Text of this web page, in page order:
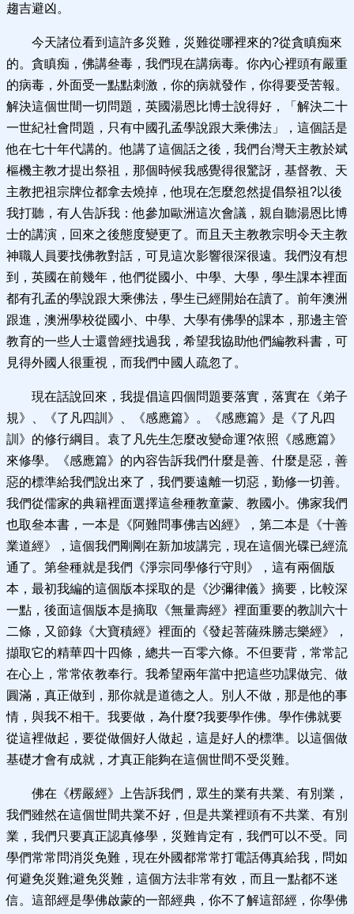
趨吉避凶。
今天諸位看到這許多災難，災難從哪裡來的?從貪瞋痴來
的。貪瞋痴，佛講叄毒，我們現在講病毒。你內心裡頭有嚴重
的病毒，外面受一點點刺激，你的病就發作，你得要受苦報。
解決這個世間一切問題，英國湯恩比博士說得好，「解決二十
一世紀社會問題，只有中國孔孟學說跟大乘佛法」，這個話是
他在七十年代講的。他講了這個話之後，我們台灣天主教於斌
樞機主教才提出祭祖，那個時候我感覺得很驚訝，基督教、天
主教把祖宗牌位都拿去燒掉，他現在怎麼忽然提倡祭祖?以後
我打聽，有人告訴我：他參加歐洲這次會議，親自聽湯恩比博
士的講演，回來之後態度變更了。而且天主教教宗明令天主教
神職人員要找佛教對話，可見這次影響很深很遠。我們沒有想
到，英國在前幾年，他們從國小、中學、大學，學生課本裡面
都有孔孟的學說跟大乘佛法，學生已經開始在讀了。前年澳洲
跟進，澳洲學校從國小、中學、大學有佛學的課本，那邊主管
教育的一些人士還曾經找過我，希望我協助他們編教科書，可
見得外國人很重視，而我們中國人疏忽了。
現在話說回來，我提倡這四個問題要落實，落實在《弟子
規》、《了凡四訓》、《感應篇》。《感應篇》是《了凡四
訓》的修行綱目。袁了凡先生怎麼改變命運?依照《感應篇》
來修學。《感應篇》的內容告訴我們什麼是善、什麼是惡，善
惡的標準給我們說出來了，我們要遠離一切惡，勤修一切善。
我們從儒家的典籍裡面選擇這叄種教童蒙、教國小。佛家我們
也取叄本書，一本是《阿難問事佛吉凶經》，第二本是《十善
業道經》，這個我們剛剛在新加坡講完，現在這個光碟已經流
通了。第叄種就是我們《淨宗同學修行守則》，這有兩個版
本，最初我編的這個版本採取的是《沙彌律儀》摘要，比較深
一點，後面這個版本是摘取《無量壽經》裡面重要的教訓六十
二條，又節錄《大寶積經》裡面的《發起菩薩殊勝志樂經》，
擷取它的精華四十四條，總共一百零六條。不但要背，常常記
在心上，常常依教奉行。我希望兩年當中把這些功課做完、做
圓滿，真正做到，那你就是道德之人。別人不做，那是他的事
情，與我不相干。我要做，為什麼?我要學作佛。學作佛就要
從這裡做起，要從做個好人做起，這是好人的標準。以這個做
基礎才會有成就，才真正能夠在這個世間不受災難。
佛在《楞嚴經》上告訴我們，眾生的業有共業、有別業，
我們雖然在這個世間共業不好，但是共業裡頭有不共業、有別
業，我們只要真正認真修學，災難肯定有，我們可以不受。同
學們常常問消災免難，現在外國都常常打電話傳真給我，問如
何避免災難;避免災難，這個方法非常有效，而且一點都不迷
信。這部經是學佛啟蒙的一部經典，你不了解這部經，你學佛